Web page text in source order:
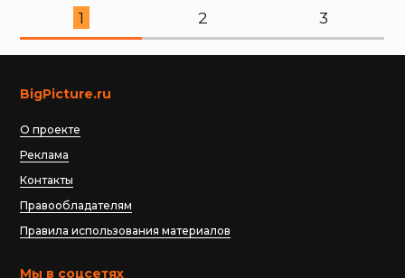
1 2 3
BigPicture.ru
О проекте
Реклама
Контакты
Правообладателям
Правила использования материалов
Мы в соцсетях